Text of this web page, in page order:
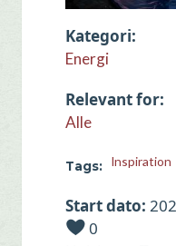
Kategori
Energi
Relevant for
Alle
Tags Inspiration
Start dato
0